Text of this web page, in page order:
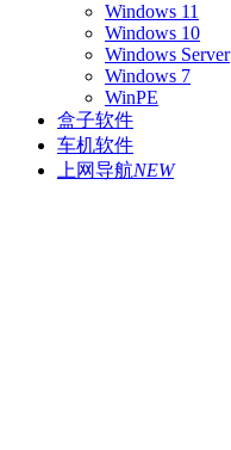
Windows 11
Windows 10
Windows Server
Windows 7
WinPE
盒子软件
车机软件
上网导航NEW